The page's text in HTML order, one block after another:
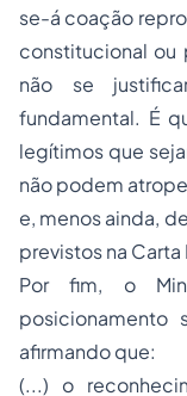
se-á coação
constitucional ou
não se
fundamental. É
legítimos que
não podem
e, menos ainda,
previstos na Carta
Por fim, o
posicionamento
afirmando que:
(...) o